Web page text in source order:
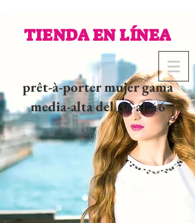
TIENDA EN LÍNEA
prêt-à-porter mujer gama
media-alta del 36 al 46